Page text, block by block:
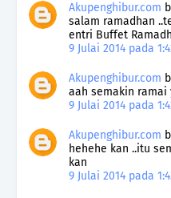
Akupenghibur.com
salam ramadhan
entri Buffet
9 Julai 2014 pada
Akupenghibur.com
aah semakin
9 Julai 2014 pada
Akupenghibur.com
hehehe kan ..itu
kan
9 Julai 2014 pada